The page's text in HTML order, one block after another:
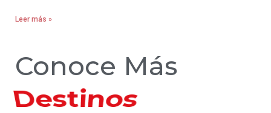
Leer más »
Conoce Más
Hoteles